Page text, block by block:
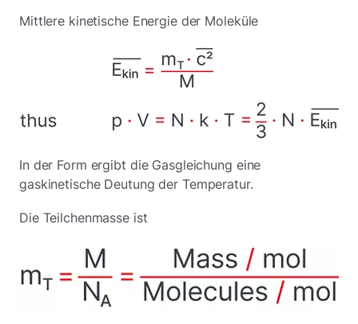
Mittlere kinetische Energie der Moleküle
In der Form ergibt die Gasgleichung eine
gaskinetische Deutung der Temperatur.
Die Teilchenmasse ist